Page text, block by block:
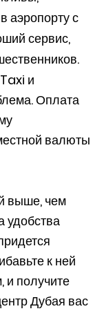
аэропорту с
сервис,
и
Оплата
валюты
выше, чем
удобства
к ней
и получите
Дубая вас